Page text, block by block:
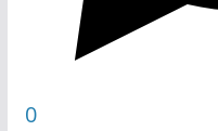
0